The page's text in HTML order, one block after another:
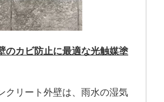
のカビ防止に最適な光触媒塗
クリート外壁は、雨水の湿気